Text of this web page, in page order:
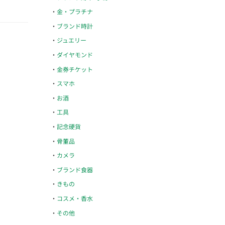
金・プラチナ
ブランド時計
ジュエリー
ダイヤモンド
金券チケット
スマホ
お酒
工具
記念硬貨
骨董品
カメラ
ブランド食器
きもの
コスメ・香水
その他